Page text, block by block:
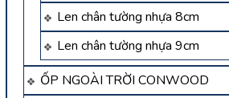
Len chân tường nhựa 8cm
Len chân tường nhựa 9cm
ỐP NGOÀI TRỜI CONWOOD